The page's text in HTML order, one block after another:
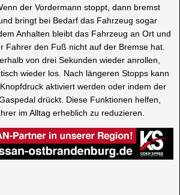
der Vordermann stoppt, dann bremst
bringt bei Bedarf das Fahrzeug sogar
Anhalten bleibt das Fahrzeug an Ort und
Fahrer den Fuß nicht auf der Bremse hat.
von drei Sekunden wieder anrollen,
wieder los. Nach längeren Stopps kann
aktiviert werden oder indem der
drückt. Diese Funktionen helfen,
im Alltag erheblich zu reduzieren.